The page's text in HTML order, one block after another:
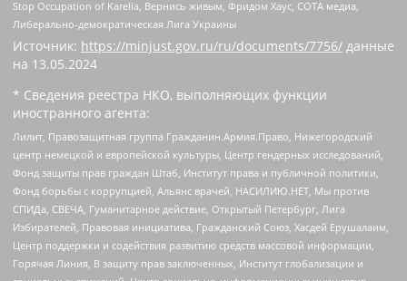
Stop Occupation of Karelia, Вернись живым, Фридом Хаус, СОТА медиа,
Либерально-демократическая Лига Украины
Источник: https://minjust.gov.ru/ru/documents/7756/ данные
на 13.05.2024
* Сведения реестра НКО, выполняющих функции
иностранного агента:
Лилит, Правозащитная группа Гражданин.Армия.Право, Нижегородский
центр немецкой и европейской культуры, Центр гендерных исследований,
Фонд защиты прав граждан Штаб, Институт права и публичной политики,
Фонд борьбы с коррупцией, Альянс врачей, НАСИЛИЮ.НЕТ, Мы против
СПИДа, СВЕЧА, Гуманитарное действие, Открытый Петербург, Лига
Избирателей, Правовая инициатива, Гражданский Союз, Хасдей Ерушалаим,
Центр поддержки и содействия развитию средств массовой информации,
Горячая Линия, В защиту прав заключенных, Институт глобализации и